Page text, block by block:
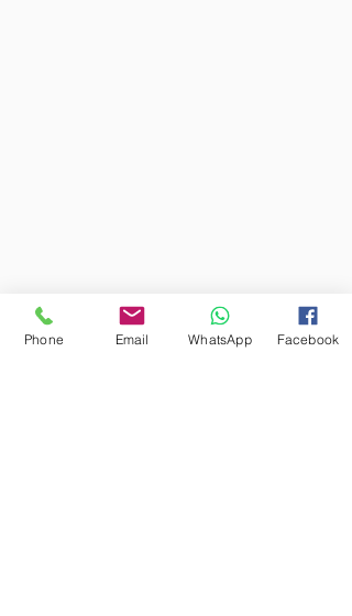
קטגוריות טיפולית:
מיגרנות וכאבי ראש
Phone Email WhatsApp Facebook